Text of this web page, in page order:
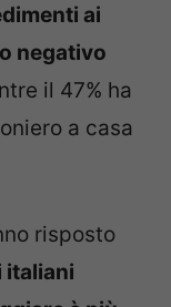
ai
negativo
il 47% ha
a casa
risposto
italiani